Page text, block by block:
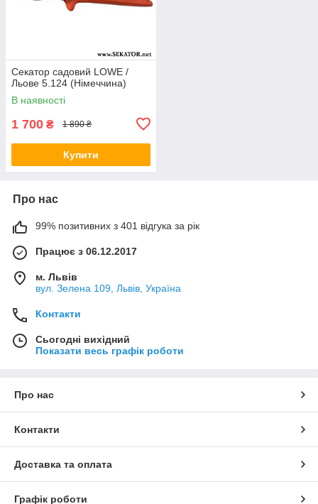
Секатор садовий LOWE /
Льове 5.124 (Німеччина)
В наявності
1 700 ₴ 1 890 ₴
Купити
Про нас
99% позитивних з 401 відгука за рік
Працює з 06.12.2017
м. Львів
вул. Зелена 109, Львів, Україна
Контакти
Сьогодні вихідний
Показати весь графік роботи
Про нас
Контакти
Доставка та оплата
Графік роботи